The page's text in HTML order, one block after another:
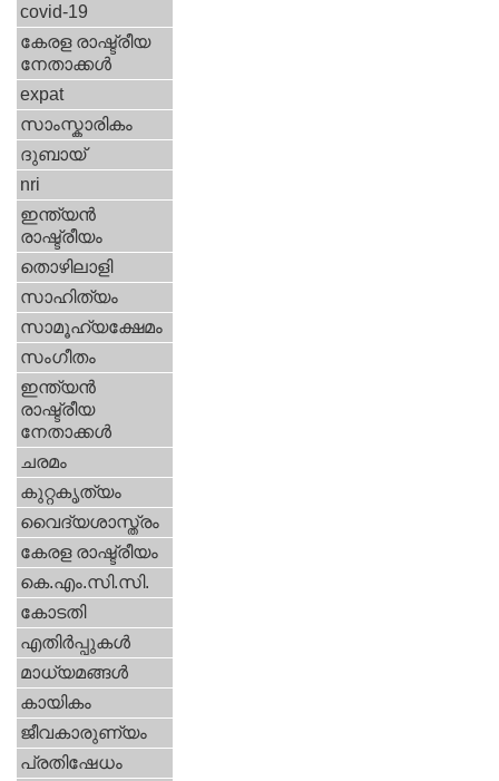
covid-19
കേരള രാഷ്ട്രീയ
നേതാക്കള്‍
expat
സാംസ്കാരികം
ദുബായ്‌
nri
ഇന്ത്യന്‍
രാഷ്ട്രീയം
തൊഴിലാളി
സാഹിത്യം
സാമൂഹ്യക്ഷേമം
സംഗീതം
ഇന്ത്യന്‍
രാഷ്ട്രീയ
നേതാക്കള്‍
ചരമം
കുറ്റകൃത്യം
വൈദ്യശാസ്ത്രം
കേരള രാഷ്ട്രീയം
കെ.എം.സി.സി.
കോടതി
എതിര്‍പ്പുകള്‍
മാധ്യമങ്ങള്‍
കായികം
ജീവകാരുണ്യം
പ്രതിഷേധം